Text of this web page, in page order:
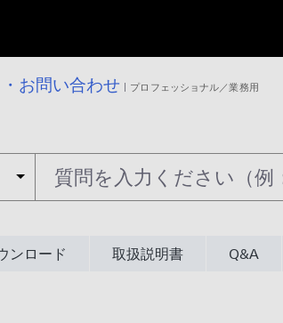
お問い合わせ プロフェッショナル／業務用
ンロード 取扱説明書 Q&A